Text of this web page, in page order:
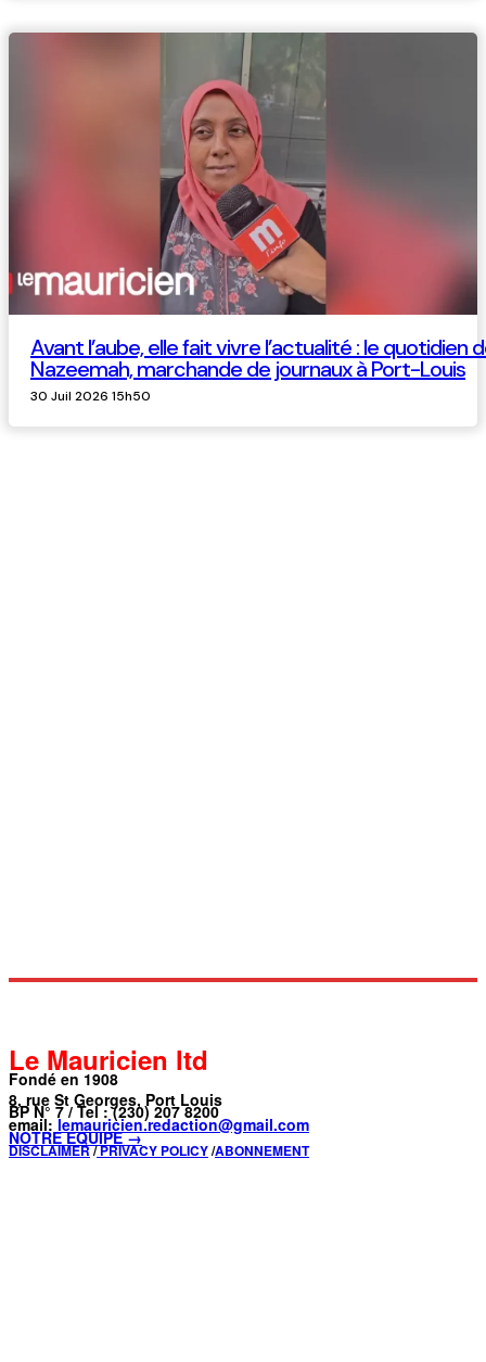
Avant l’aube, elle fait vivre l’actualité : le quotidien
Nazeemah, marchande de journaux à Port-Louis
30 Juil 2026 15h50
Le Mauricien ltd
Fondé en 1908
8, rue St Georges, Port Louis
BP N° 7 / Tel : (230) 207 8200
email: lemauricien.redaction@gmail.com
NOTRE ÉQUIPE →
DISCLAIMER/PRIVACY POLICY/ABONNEMENT